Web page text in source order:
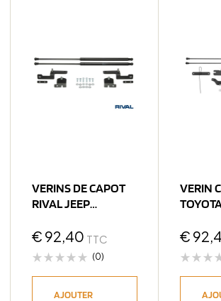
VERINS DE CAPOT
RIVAL JEEP
2018
€ 92,40 TTC
(0)
AJOUTER
VERIN
€